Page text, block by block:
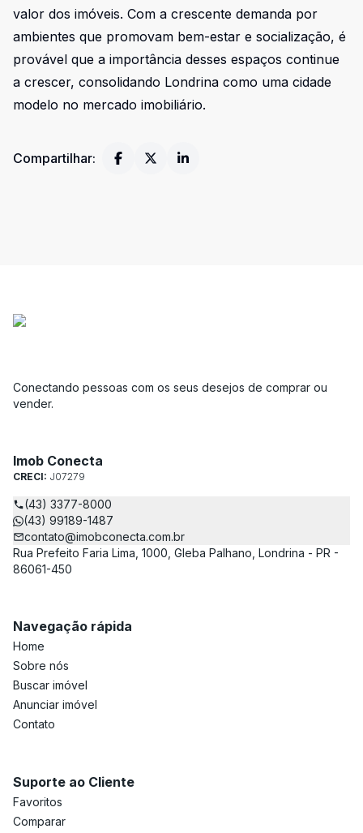
valor dos imóveis. Com a crescente demanda por
ambientes que promovam bem-estar e socialização, é
provável que a importância desses espaços continue
a crescer, consolidando Londrina como uma cidade
modelo no mercado imobiliário.
Compartilhar:
Conectando pessoas com os seus desejos de comprar ou
vender.
Imob Conecta
CRECI: J07279
(43) 3377-8000
(43) 99189-1487
contato@imobconecta.com.br
Rua Prefeito Faria Lima, 1000, Gleba Palhano, Londrina - PR -
86061-450
Navegação rápida
Home
Sobre nós
Buscar imóvel
Anunciar imóvel
Contato
Suporte ao Cliente
Favoritos
Comparar